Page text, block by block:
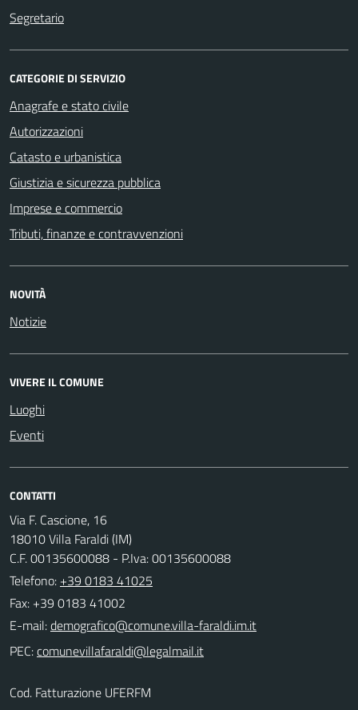
Segretario
CATEGORIE DI SERVIZIO
Anagrafe e stato civile
Autorizzazioni
Catasto e urbanistica
Giustizia e sicurezza pubblica
Imprese e commercio
Tributi, finanze e contravvenzioni
NOVITÀ
Notizie
VIVERE IL COMUNE
Luoghi
Eventi
CONTATTI
Via F. Cascione, 16
18010 Villa Faraldi (IM)
C.F. 00135600088 - P.Iva: 00135600088
Telefono: +39 0183 41025
Fax: +39 0183 41002
E-mail:
PEC:
Cod. Fatturazione UFERFM